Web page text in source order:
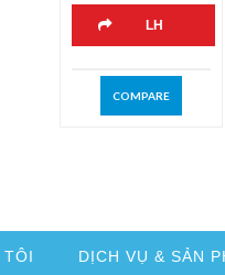
LH
COMPARE
TÔI DỊCH VỤ & SẢN